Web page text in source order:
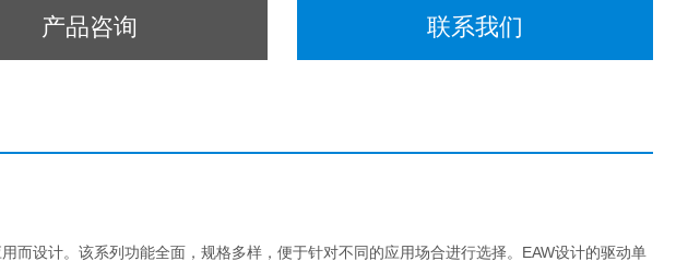
产品咨询 联系我们
而设计。该系列功能全面，规格多样，便于针对不同的应用场合进行选择。EAW设计的驱动单